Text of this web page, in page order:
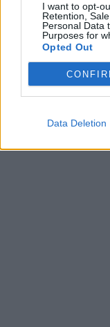
I want to opt-
Retention,
Personal Data
Purposes for
Opted Out
Data Deletion